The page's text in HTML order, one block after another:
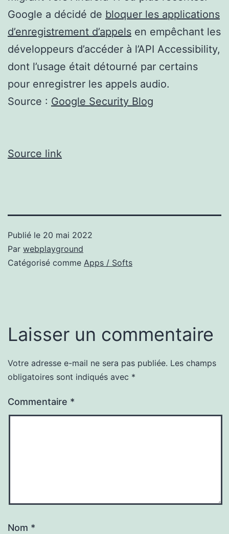
Google a décidé de bloquer les applications
d’enregistrement d’appels en empêchant les
développeurs d’accéder à l’API Accessibility,
dont l’usage était détourné par certains
pour enregistrer les appels audio.
Source : Google Security Blog
Source link
Publié le 20 mai 2022
Par webplayground
Catégorisé comme Apps / Softs
Laisser un commentaire
Votre adresse e-mail ne sera pas publiée. Les champs
obligatoires sont indiqués avec *
Commentaire *
Nom *